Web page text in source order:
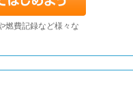
燃費記録など様々な